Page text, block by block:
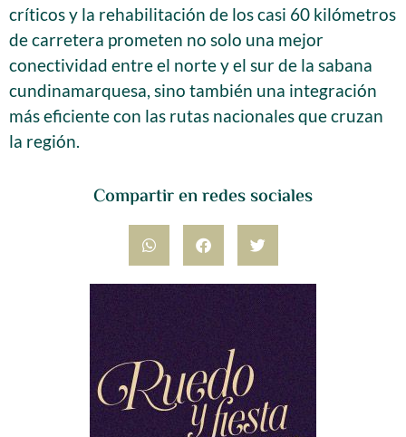
Compartir en redes sociales
críticos y la rehabilitación de los casi 60 kilómetros
de carretera prometen no solo una mejor
conectividad entre el norte y el sur de la sabana
cundinamarquesa, sino también una integración
más eficiente con las rutas nacionales que cruzan
la región.